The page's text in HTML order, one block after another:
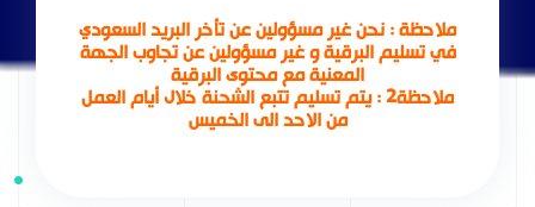
ملاحظة : نحن غير مسؤولين عن تأخر البريد السعودي
في تسليم البرقية و غير مسؤولين عن تجاوب الجهة
المعنية مع محتوى البرقية
ملاحظة2 : يتم تسليم تتبع الشحنة خلال أيام العمل
من الاحد الى الخميس